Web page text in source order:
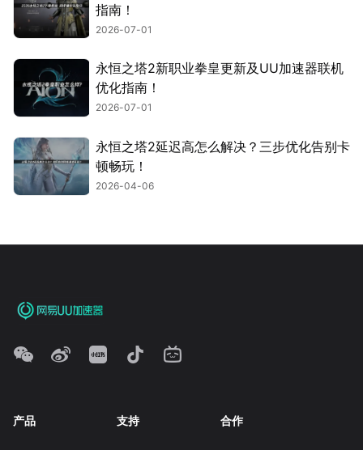
指南！
2026-07-01
永恒之塔2新职业拳皇更新及UU加速器联机
优化指南！
2026-07-01
永恒之塔2延迟高怎么解决？三步优化告别卡
顿畅玩！
2026-04-06
产品 支持 合作